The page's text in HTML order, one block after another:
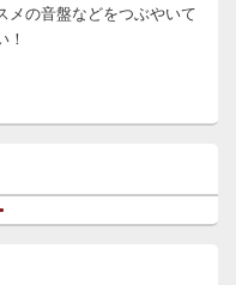
メの音盤などをつぶやいて
！